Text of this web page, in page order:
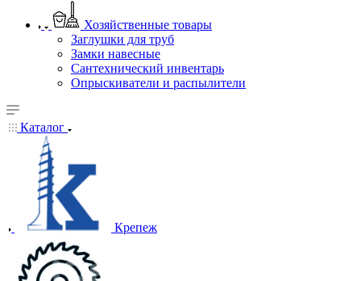
Хозяйственные товары
Заглушки для труб
Замки навесные
Сантехнический инвентарь
Опрыскиватели и распылители
Каталог
Крепеж